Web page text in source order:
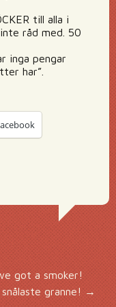
till alla i
råd med. 50
inga pengar
har”.
got a smoker!
granne!→